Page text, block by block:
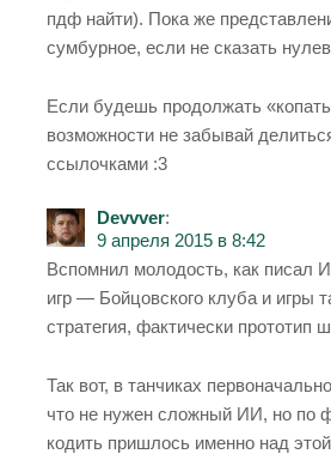
пдф найти). Пока же
сумбурное, если не сказать
Если будешь продолжать
возможности не забывай
ссылочками :3
Devvver:
9 апреля 2015 в 8:42
Вспомнил молодость, как писал
игр — Бойцовского клуба и игры
стратегия, фактически прототип
Так вот, в танчиках
что не нужен сложный ИИ, но по
кодить пришлось именно над